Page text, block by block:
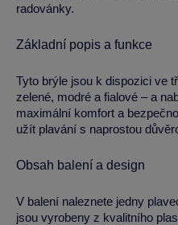
radovánky.
Základní popis a funkce
Tyto brýle jsou k dispozici ve
zelené, modré a fialové – a
maximální komfort a
užít plavání s naprostou
Obsah balení a design
V balení naleznete jedny
jsou vyrobeny z kvalitního